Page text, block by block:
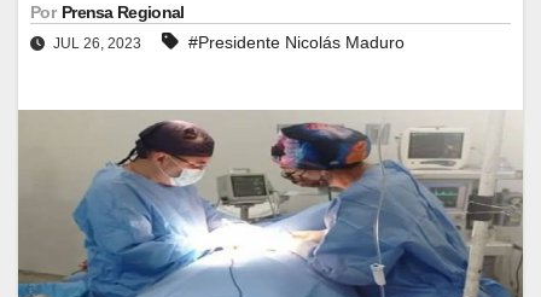
Por Prensa Regional
JUL 26, 2023 #Presidente Nicolás Maduro